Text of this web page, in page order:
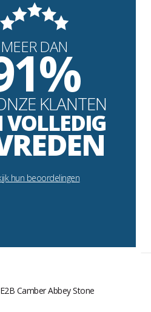
MEER DAN
KLANTEN
VOLLEDIG
hun beoordelingen